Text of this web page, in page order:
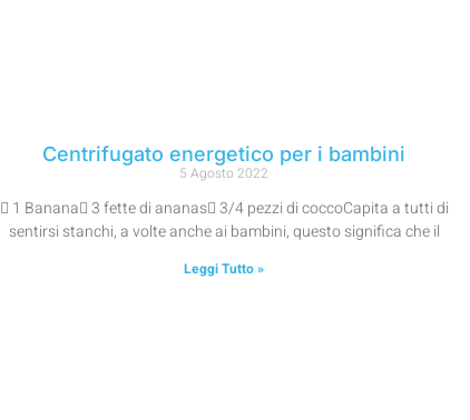
Centrifugato energetico per i bambini
5 Agosto 2022
 1 Banana 3 fette di ananas 3/4 pezzi di coccoCapita a tutti di
sentirsi stanchi, a volte anche ai bambini, questo significa che il
Leggi Tutto »